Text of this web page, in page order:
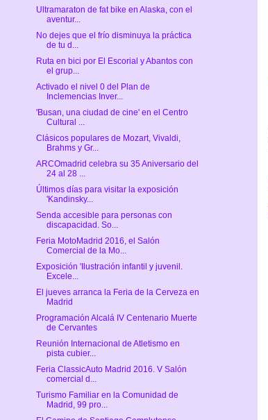
Ultramaraton de fat bike en Alaska, con el
aventur...
No dejes que el frío disminuya la práctica
de tu d...
Ruta en bici por El Escorial y Abantos con
el grup...
Activado el nivel 0 del Plan de
Inclemencias Inver...
'Busan, una ciudad de cine' en el Centro
Cultural ...
Clásicos populares de Mozart, Vivaldi,
Brahms y Gr...
ARCOmadrid celebra su 35 Aniversario del
24 al 28 ...
Últimos días para visitar la exposición
'Kandinsky...
Senda accesible para personas con
discapacidad. So...
Feria MotoMadrid 2016, el Salón
Comercial de la Mo...
Exposición 'Ilustración infantil y juvenil.
Excele...
El jueves arranca la Feria de la Cerveza en
Madrid
Programación Alcalá IV Centenario Muerte
de Cervantes
Reunión Internacional de Atletismo en
pista cubier...
Feria ClassicAuto Madrid 2016. V Salón
comercial d...
Turismo Familiar en la Comunidad de
Madrid, 99 pro...